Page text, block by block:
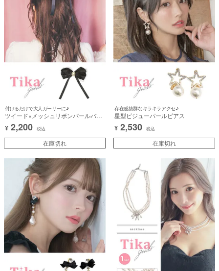
付けるだけで大人ガーリーに♪
ツイード×メッシュリボンパールバレ
ッタヘアアクセサリー
¥ 2,200 税込
在庫切れ
存在感抜群なキラキラアクセ♪
星型ビジューパールピアス
¥ 2,530 税込
在庫切れ